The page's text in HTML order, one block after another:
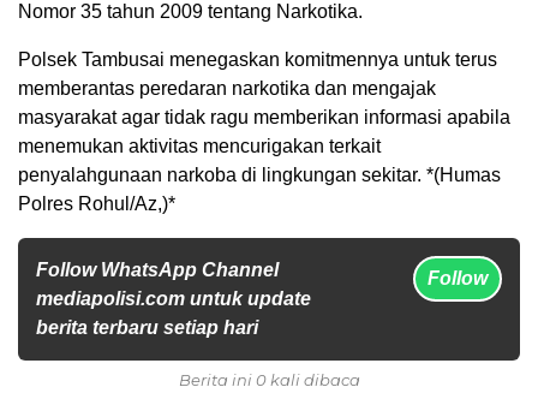
Nomor 35 tahun 2009 tentang Narkotika.
Polsek Tambusai menegaskan komitmennya untuk terus
memberantas peredaran narkotika dan mengajak
masyarakat agar tidak ragu memberikan informasi apabila
menemukan aktivitas mencurigakan terkait
penyalahgunaan narkoba di lingkungan sekitar. *(Humas
Polres Rohul/Az,)*
Follow WhatsApp Channel
mediapolisi.com untuk update
berita terbaru setiap hari
Follow
Berita ini 0 kali dibaca